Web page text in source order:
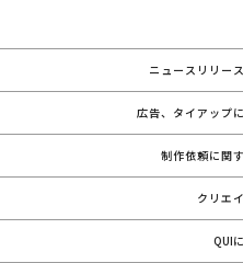
ニュースリリー
広告、タイアップ
制作依頼に関
クリエ
QUI